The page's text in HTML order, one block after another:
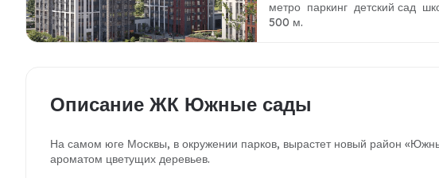
метро паркинг детский сад
500 м.
Описание ЖК Южные сады
На самом юге Москвы, в окружении парков, вырастет новый район
ароматом цветущих деревьев.